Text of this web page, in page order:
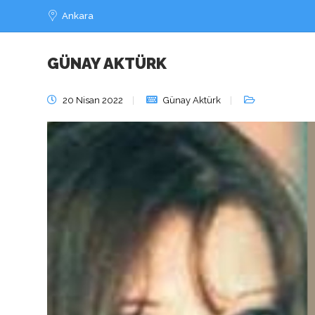
Ankara
GÜNAY AKTÜRK
Kıskançlık
20 Nisan 2022 Günay Aktürk